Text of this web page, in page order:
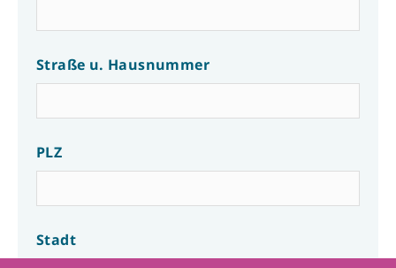
Straße u. Hausnummer
PLZ
Stadt